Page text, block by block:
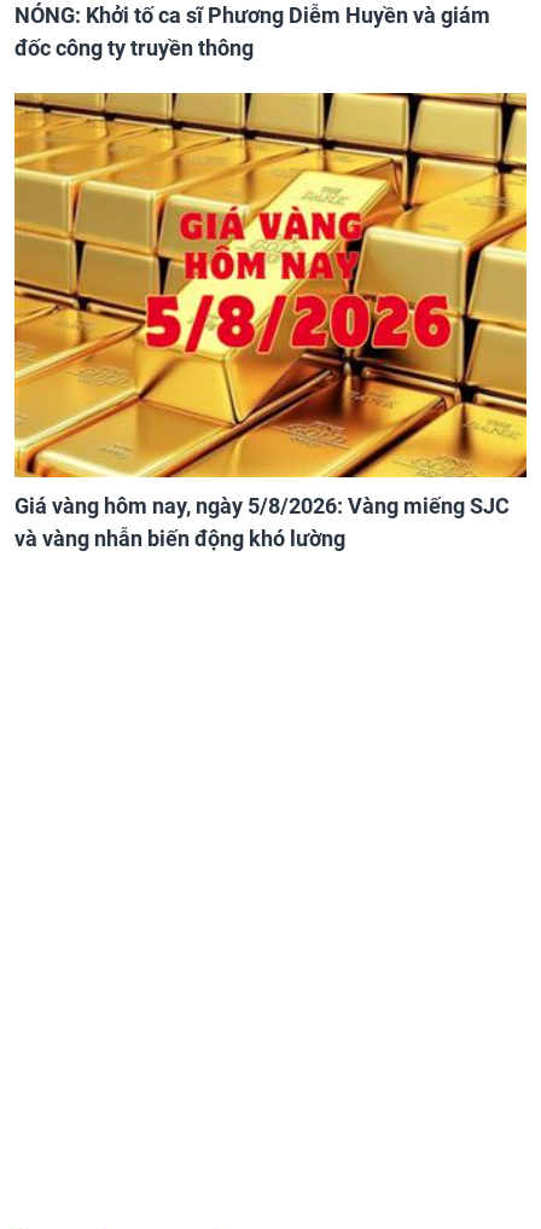
NÓNG: Khởi tố ca sĩ Phương Diễm Huyền và giám
đốc công ty truyền thông
Giá vàng hôm nay, ngày 5/8/2026: Vàng miếng SJC
và vàng nhẫn biến động khó lường